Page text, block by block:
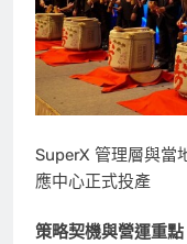
SuperX 管理層與當
應中心正式投產
策略契機與營運重點